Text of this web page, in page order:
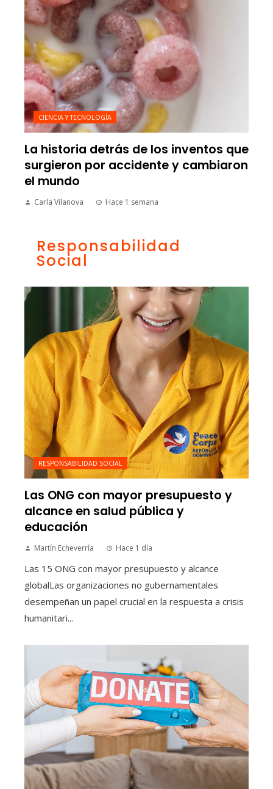
CIENCIA Y TECNOLOGÍA
La historia detrás de los inventos que
surgieron por accidente y cambiaron
el mundo
Carla Vilanova Hace 1 semana
Responsabilidad
Social
RESPONSABILIDAD SOCIAL
Las ONG con mayor presupuesto y
alcance en salud pública y
educación
Martín Echeverría Hace 1 día
Las 15 ONG con mayor presupuesto y alcance
globalLas organizaciones no gubernamentales
desempeñan un papel crucial en la respuesta a crisis
humanitari...